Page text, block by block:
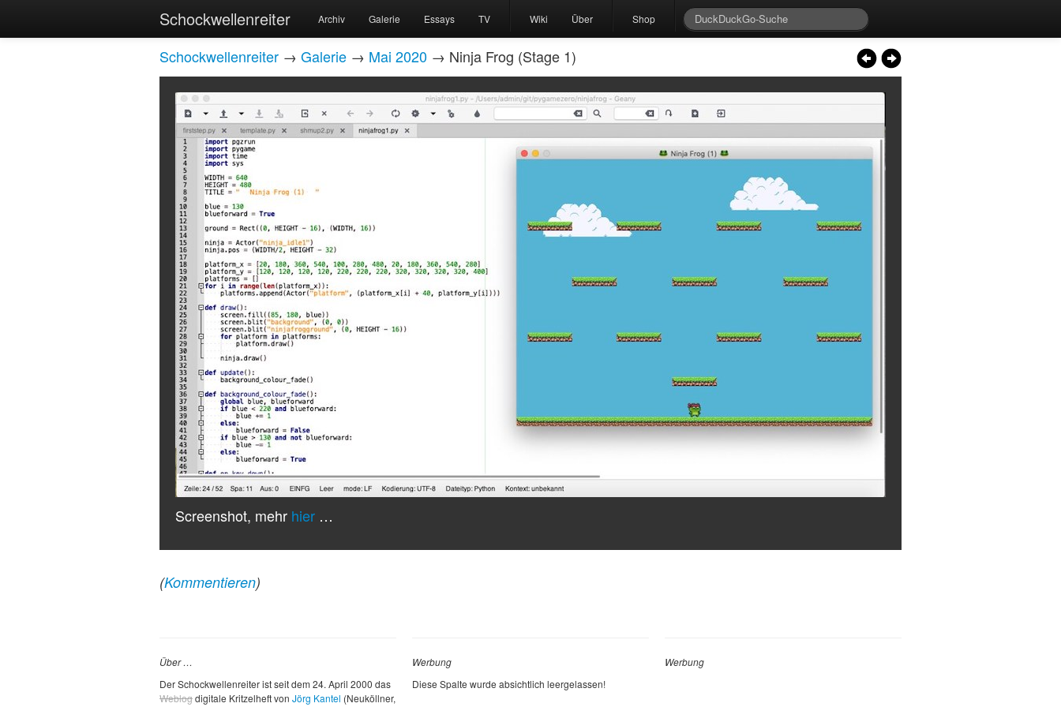
Schockwellenreiter Archiv Galerie Essays TV Wiki Über Shop
Schockwellenreiter → Galerie → Mai 2020 → Ninja Frog (Stage 1)
Screenshot, mehr hier …
(Kommentieren)
Über …
Der Schockwellenreiter ist seit dem 24. April 2000 das
Weblogdigitale Kritzelheft von Jörg Kantel (Neuköllner,
Werbung
Diese Spalte wurde absichtlich leergelassen!
Werbung